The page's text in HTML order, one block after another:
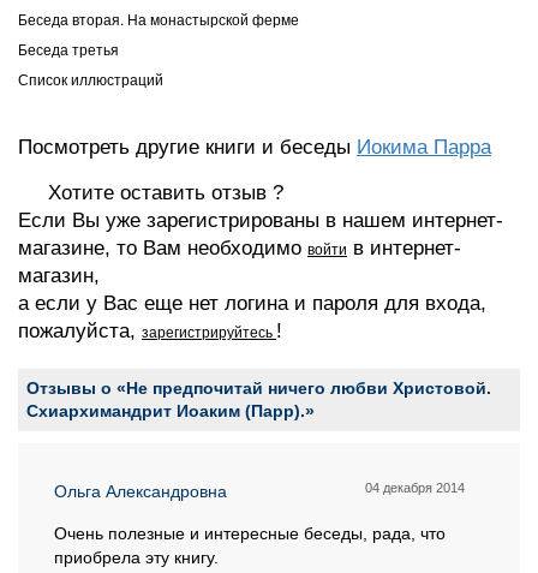
Беседа вторая. На монастырской ферме
Беседа третья
Список иллюстраций
Посмотреть другие книги и беседы Иокима Парра
Хотите оставить отзыв ?
Если Вы уже зарегистрированы в нашем интернет-
магазине, то Вам необходимо войти в интернет-
магазин,
а если у Вас еще нет логина и пароля для входа,
пожалуйста, зарегистрируйтесь !
Отзывы о «Не предпочитай ничего любви Христовой.
Схиархимандрит Иоаким (Парр).»
Ольга Александровна 04 декабря 2014
Очень полезные и интересные беседы, рада, что
приобрела эту книгу.